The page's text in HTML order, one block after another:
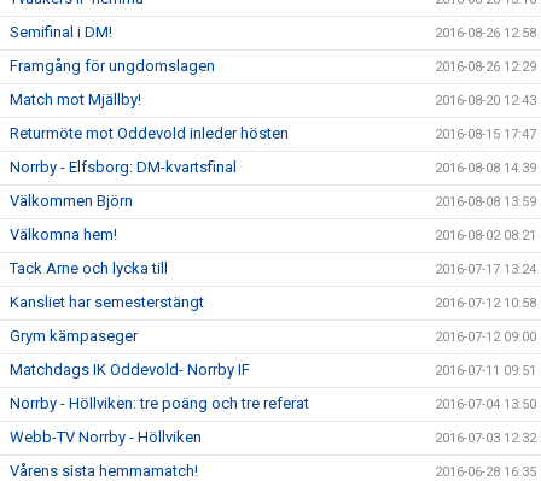
Semifinal i DM! 2016-08-26 12:58
Framgång för ungdomslagen 2016-08-26 12:29
Match mot Mjällby! 2016-08-20 12:43
Returmöte mot Oddevold inleder hösten 2016-08-15 17:47
Norrby - Elfsborg: DM-kvartsfinal 2016-08-08 14:39
Välkommen Björn 2016-08-08 13:59
Välkomna hem! 2016-08-02 08:21
Tack Arne och lycka till 2016-07-17 13:24
Kansliet har semesterstängt 2016-07-12 10:58
Grym kämpaseger 2016-07-12 09:00
Matchdags IK Oddevold- Norrby IF 2016-07-11 09:51
Norrby - Höllviken: tre poäng och tre referat 2016-07-04 13:50
Webb-TV Norrby - Höllviken 2016-07-03 12:32
Vårens sista hemmamatch! 2016-06-28 16:35